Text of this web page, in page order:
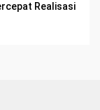
Realisasi